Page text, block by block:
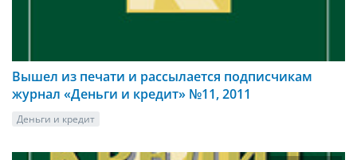
Вышел из печати и рассылается подписчикам
журнал «Деньги и кредит» №11, 2011
Деньги и кредит